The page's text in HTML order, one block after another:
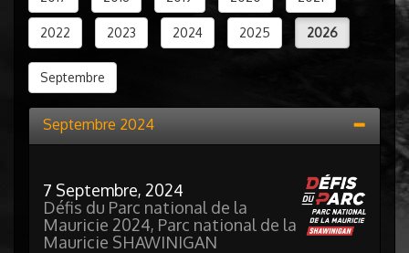
2022 2023 2024 2025 2026
Septembre
Septembre 2024
7 Septembre, 2024
Défis du Parc national de la
Mauricie 2024, Parc national de la
Mauricie SHAWINIGAN